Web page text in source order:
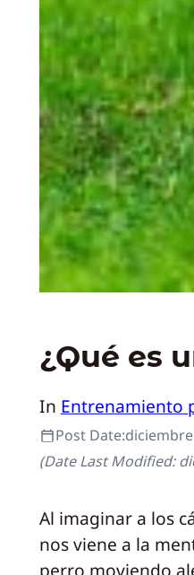
¿Qué es
In Entrenamiento
Post Date:
(Date Last Modified:
Al imaginar a los
nos viene a la
perro moviendo